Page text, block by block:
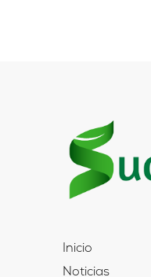
Inicio
Noticias